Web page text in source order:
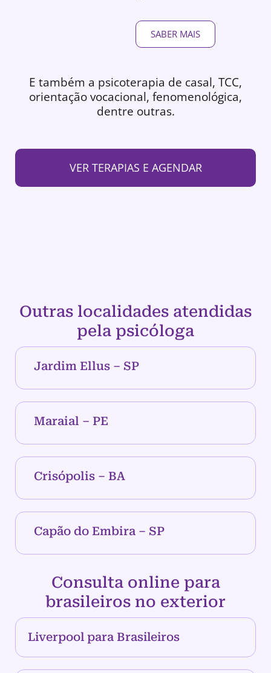
SABER MAIS
E também a psicoterapia de casal, TCC,
orientação vocacional, fenomenológica,
dentre outras.
VER TERAPIAS E AGENDAR
Outras localidades atendidas
pela psicóloga
Jardim Ellus – SP
Maraial – PE
Crisópolis – BA
Capão do Embira – SP
Consulta online para
brasileiros no exterior
Liverpool para Brasileiros